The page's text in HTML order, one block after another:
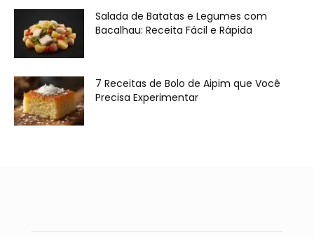
Salada de Batatas e Legumes com
Bacalhau: Receita Fácil e Rápida
7 Receitas de Bolo de Aipim que Você
Precisa Experimentar